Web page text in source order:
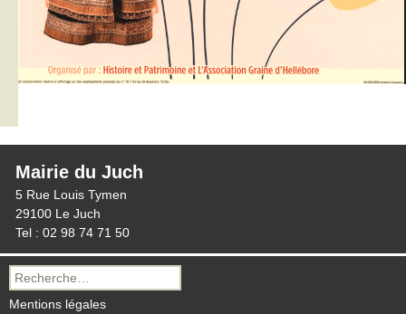
Mairie du Juch
5 Rue Louis Tymen
29100 Le Juch
Tel : 02 98 74 71 50
Recherche
pour :
Mentions légales